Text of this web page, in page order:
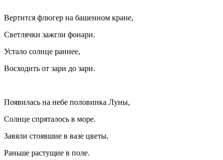
Вертится флюгер на башенном кране,
Светлячки зажгли фонари.
Устало солнце раннее,
Восходить от зари до зари.
Появилась на небе половинка Луны,
Солнце спряталось в море.
Завяли стоявшие в вазе цветы,
Раньше растущие в поле.